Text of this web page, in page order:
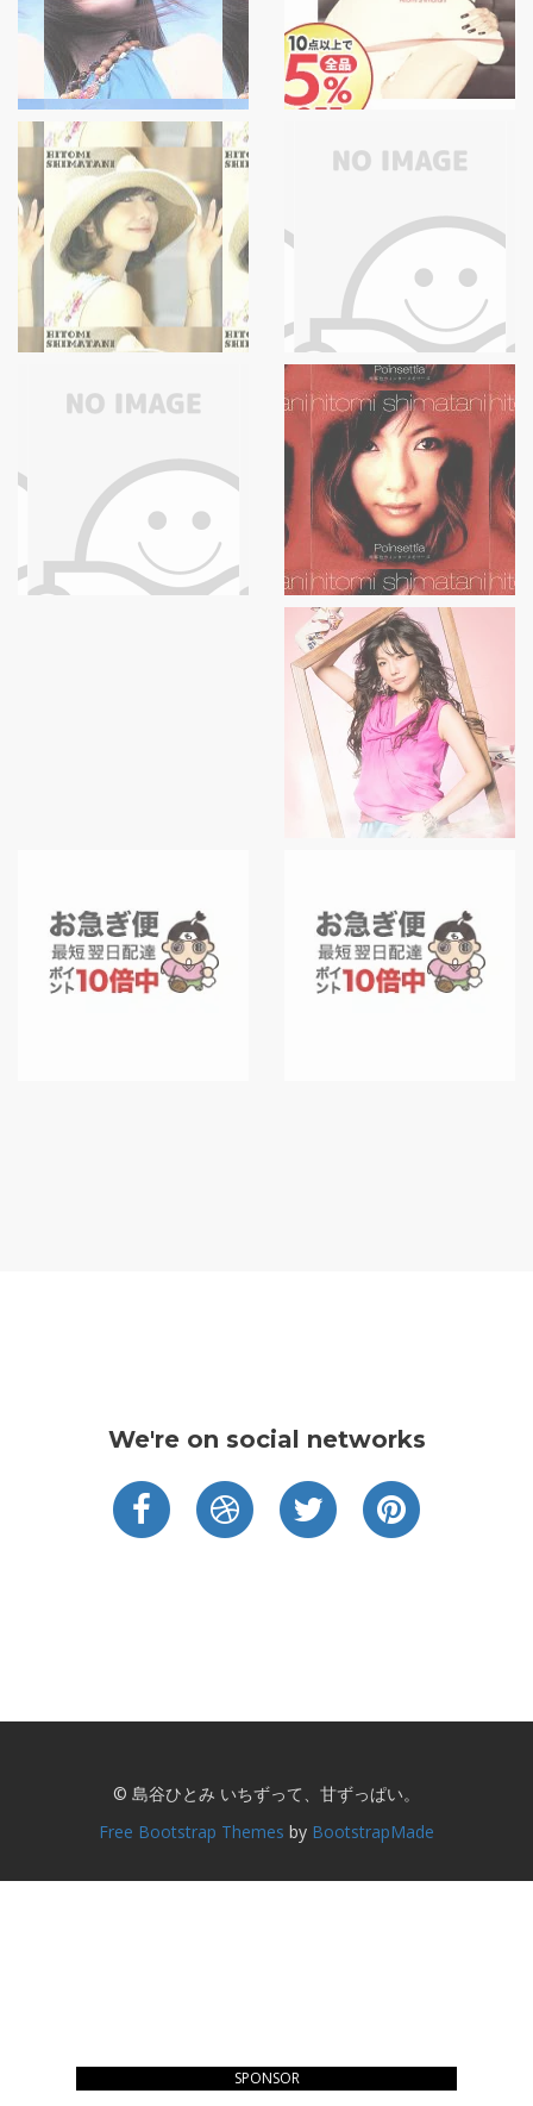
We're on social networks
© 島谷ひとみ いちずって、甘ずっぱい。
Free Bootstrap Themes by BootstrapMade
SPONSOR